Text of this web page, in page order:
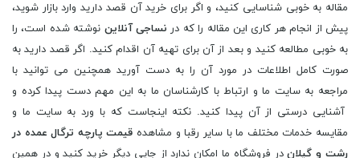
مقاله به خوبی شناسایی کنید، و اگر برای خرید آن قصد دارید وارد بازار شوید،
پیش از انجام هر کاری این مقاله را که در نساجی آنلاین نوشته شده است، را
به خوبی مطالعه کنید و بعد از آن برای تهیه آن اقدام کنید. اگر قصد دارید به
صورت کامل اطلاعات در مورد آن را به دست آورید همچنین می توانید با
مراجعه به سایت ما و ارتباط با کارشناسان ما به این مهم دست پیدا کرده و
آشنایی درستی از آن پیدا کنید. نکته اینجاست که با ورد به سایت ما و
مقایسه خدمات مختلف ما با سایر رقبا و مشاهده قیمت پارچه ترگال عمده در
رشت و گیلاندر فروشگاه ما امکان ندارد از جایی دیگر خرید کنید و در همین